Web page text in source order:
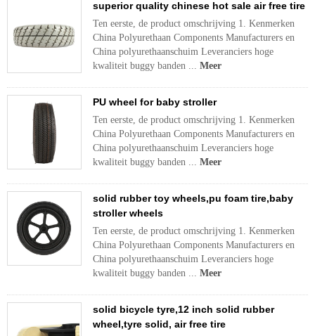
superior quality chinese hot sale air free tire
Ten eerste, de product omschrijving 1. Kenmerken
China Polyurethaan Components Manufacturers en
China polyurethaanschuim Leveranciers hoge
kwaliteit buggy banden ... Meer
PU wheel for baby stroller
Ten eerste, de product omschrijving 1. Kenmerken
China Polyurethaan Components Manufacturers en
China polyurethaanschuim Leveranciers hoge
kwaliteit buggy banden ... Meer
solid rubber toy wheels,pu foam tire,baby
stroller wheels
Ten eerste, de product omschrijving 1. Kenmerken
China Polyurethaan Components Manufacturers en
China polyurethaanschuim Leveranciers hoge
kwaliteit buggy banden ... Meer
solid bicycle tyre,12 inch solid rubber
wheel,tyre solid, air free tire